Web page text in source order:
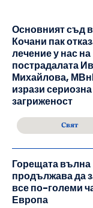
Основният съд в
Кочани пак
лечение у нас на
пострадалата
Михайлова,
изрази сериозна
загриженост
Свят
Горещата вълна
продължава да
все по-големи
Европа